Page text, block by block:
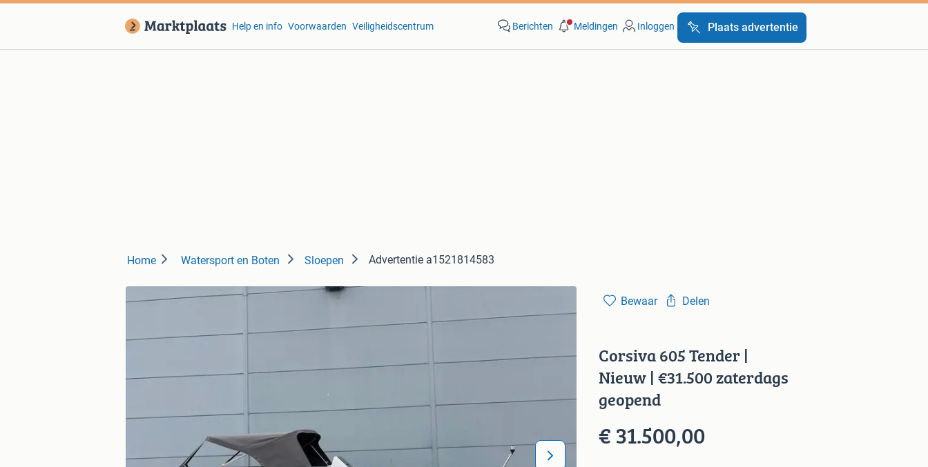
Help en info Voorwaarden Veiligheidscentrum Berichten Meldingen Inloggen Plaats advertentie
Home Watersport en Boten Sloepen Advertentie a1521814583
Bewaar Delen
Corsiva 605 Tender |
Nieuw | €31.500 zaterdags
geopend
€ 31.500,00